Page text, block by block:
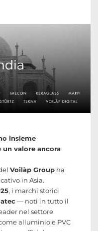
insieme
valore ancora
Voilàp Group ha
in Asia.
, i marchi storici
— noti in tutto il
nel settore
alluminio e PVC